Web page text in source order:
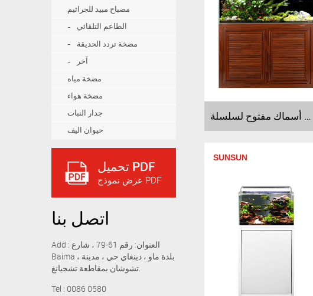
مصباح مبيد للجراثيم
الطاعم التلقائي
مضخة تردد الحديقة
آخر
مضخة مياه
مضخة هواء
جدار النبات
حيوان اليف
تحميل PDF
عرض نموذج PDF
اتصل بنا
Add : العنوان: رقم 61-79 ، شارع
Baima ، بلدة ماو ، دينغاي حي ، مدينة
تشوشان بمقاطعة تشجيانغ.
Tel : 0086 0580
موردون لحوض أسماك مفتوح لسلسلة HFC
SUNSUN